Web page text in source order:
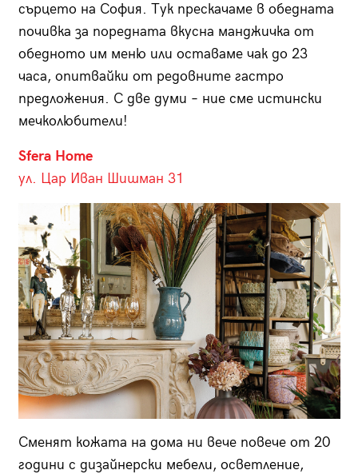
сърцето на София. Тук прескачаме в обедната
почивка за поредната вкусна манджичка от
обедното им меню или оставаме чак до 23
часа, опитвайки от редовните гастро
предложения. С две думи – ние сме истински
мечколюбители!
Sfera Home
ул. Цар Иван Шишман 31
Сменят кожата на дома ни вече повече от 20
години с дизайнерски мебели, осветление,